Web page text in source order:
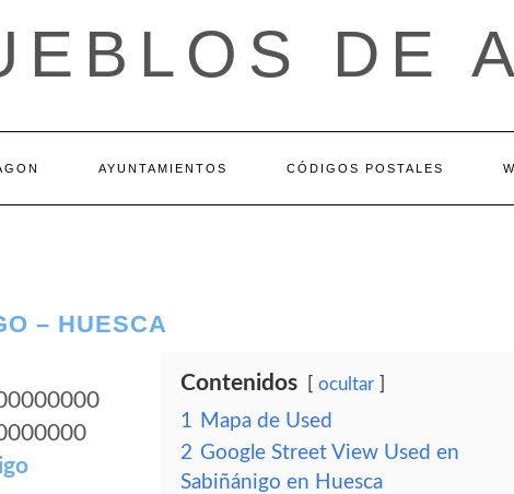
DE
AYUNTAMIENTOS CÓDIGOS POSTALES
– HUESCA
Contenidos ocultar
1 Mapa de Used
2 Google Street View Used en
Sabiñánigo en Huesca